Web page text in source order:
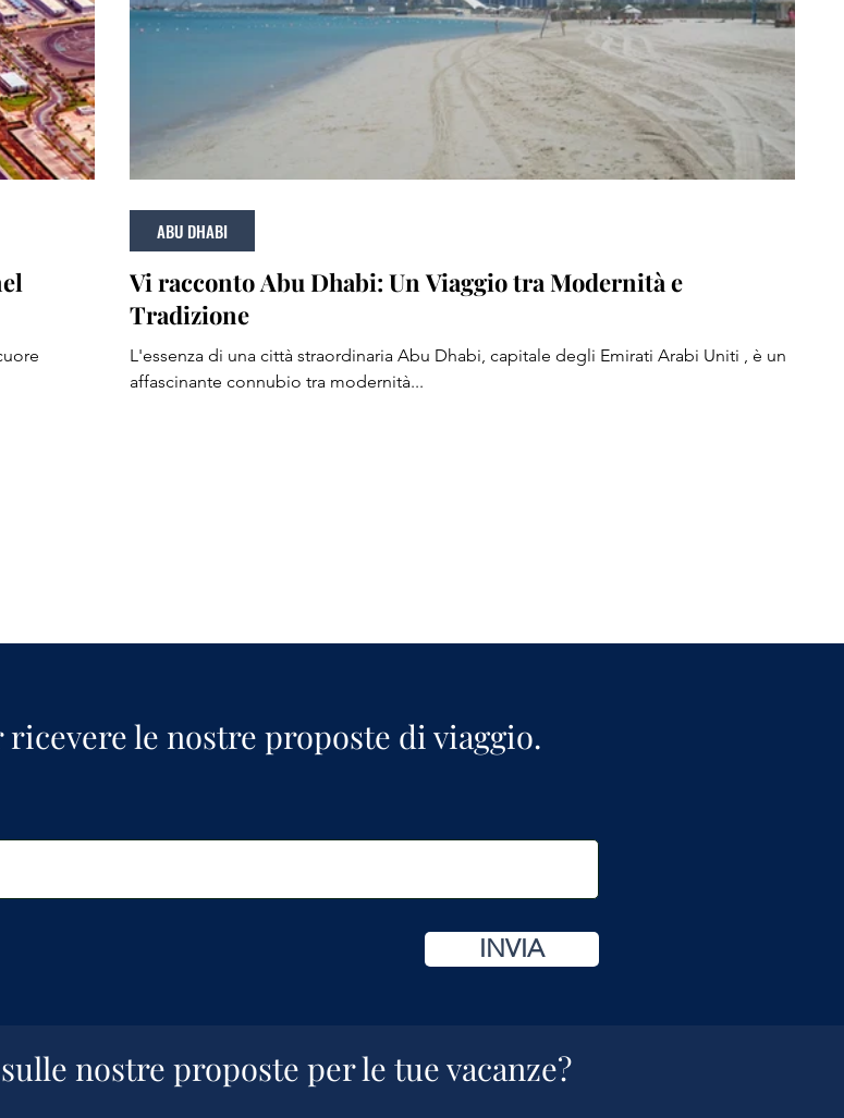
Vi racconto Abu Dhabi: Un Viaggio tra Modernità e
Tradizione
L'essenza di una città straordinaria Abu Dhabi, capitale degli Emirati Arabi Uniti , è un
affascinante connubio tra modernità...
ABU DHABI
nostre proposte per le tue vacanze?
le nostre proposte di viaggio.
INVIA